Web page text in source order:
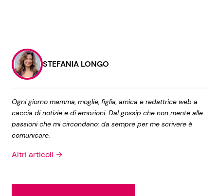
STEFANIA LONGO
Ogni giorno mamma, moglie, figlia, amica e redattrice web a
caccia di notizie e di emozioni. Dal gossip che non mente alle
passioni che mi circondano: da sempre per me scrivere è
comunicare.
Altri articoli →